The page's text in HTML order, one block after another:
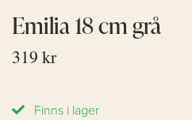
Emilia 18 cm grå
319 kr
Finns i lager